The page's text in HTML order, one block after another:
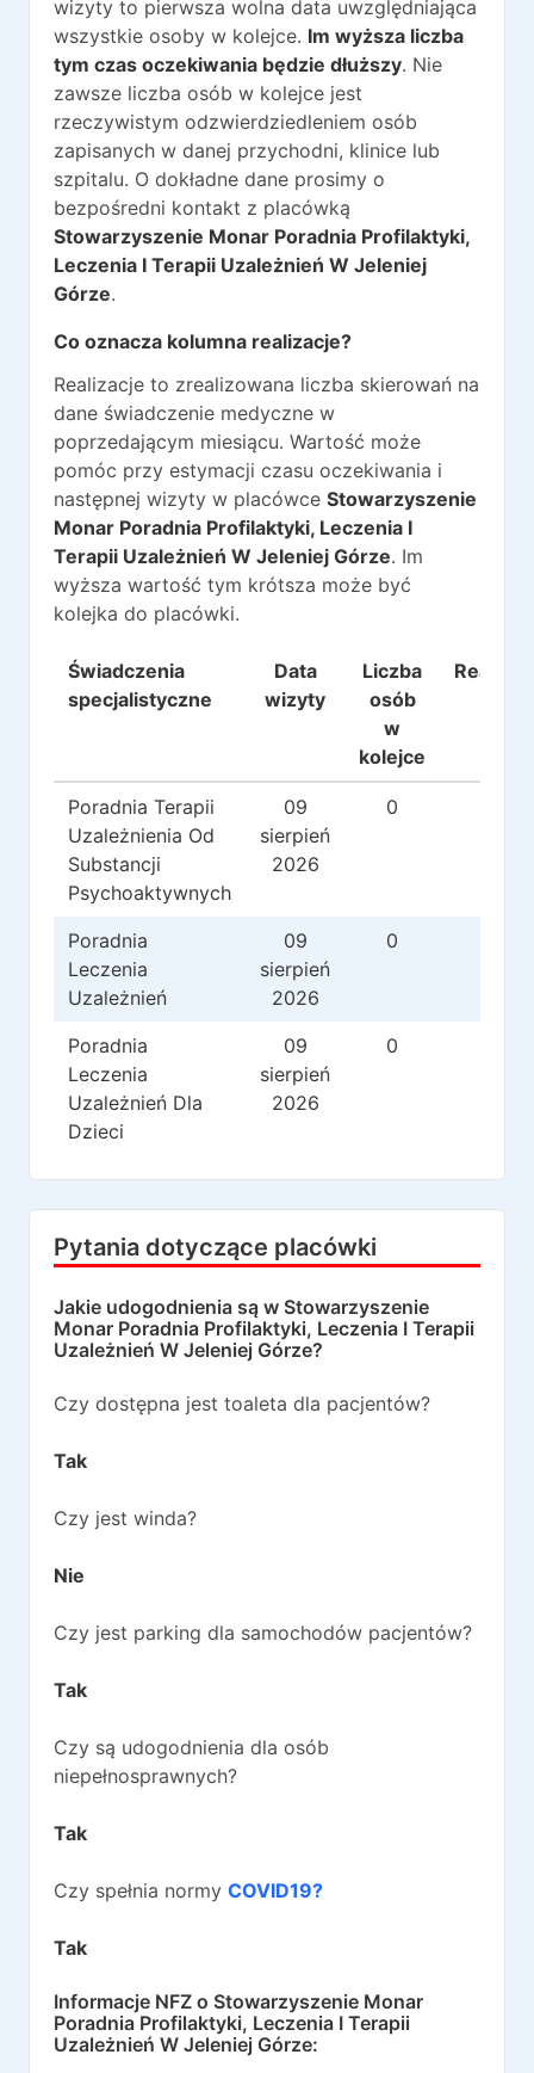
wizyty to pierwsza wolna data uwzględniająca
wszystkie osoby w kolejce. Im wyższa liczba
tym czas oczekiwania będzie dłuższy. Nie
zawsze liczba osób w kolejce jest
rzeczywistym odzwierdziedleniem osób
zapisanych w danej przychodni, klinice lub
szpitalu. O dokładne dane prosimy o
bezpośredni kontakt z placówką
Stowarzyszenie Monar Poradnia Profilaktyki,
Leczenia I Terapii Uzależnień W Jeleniej
Górze.
Co oznacza kolumna realizacje?
Realizacje to zrealizowana liczba skierowań na
dane świadczenie medyczne w
poprzedającym miesiącu. Wartość może
pomóc przy estymacji czasu oczekiwania i
następnej wizyty w placówce Stowarzyszenie
Monar Poradnia Profilaktyki, Leczenia I
Terapii Uzależnień W Jeleniej Górze. Im
wyższa wartość tym krótsza może być
kolejka do placówki.
Świadczenia
specjalistyczne
Data
wizyty
Liczba
osób
w
kolejce
Poradnia Terapii
Uzależnienia Od
Substancji
Psychoaktywnych
09
sierpień
2026
0
Poradnia
Leczenia
Uzależnień
09
sierpień
2026
0
Poradnia
Leczenia
Uzależnień Dla
Dzieci
09
sierpień
2026
0
Pytania dotyczące placówki
Jakie udogodnienia są w Stowarzyszenie
Monar Poradnia Profilaktyki, Leczenia I Terapii
Uzależnień W Jeleniej Górze?
Czy dostępna jest toaleta dla pacjentów?
Tak
Czy jest winda?
Nie
Czy jest parking dla samochodów pacjentów?
Tak
Czy są udogodnienia dla osób
niepełnosprawnych?
Tak
Czy spełnia normy COVID19?
Tak
Informacje NFZ o Stowarzyszenie Monar
Poradnia Profilaktyki, Leczenia I Terapii
Uzależnień W Jeleniej Górze: